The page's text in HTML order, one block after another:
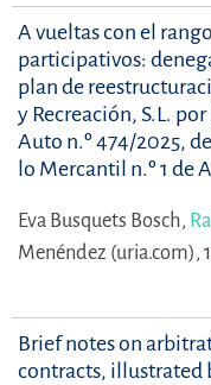
A vueltas con el
participativos:
plan de
y Recreación, S.L.
Auto n.º 474/2025,
lo Mercantil n.º 1 de
Eva Busquets Bosch,
Menéndez (uria.com),
Brief notes on
contracts, illustrated